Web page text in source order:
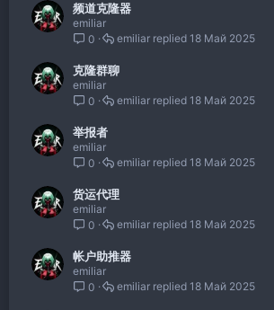
频道克隆器
emiliar
0
18 Май 2025
emiliar
克隆群聊
emiliar
0
18 Май 2025
emiliar
举报者
emiliar
0
18 Май 2025
emiliar
货运代理
emiliar
0
18 Май 2025
emiliar
帐户助推器
emiliar
0
18 Май 2025
emiliar